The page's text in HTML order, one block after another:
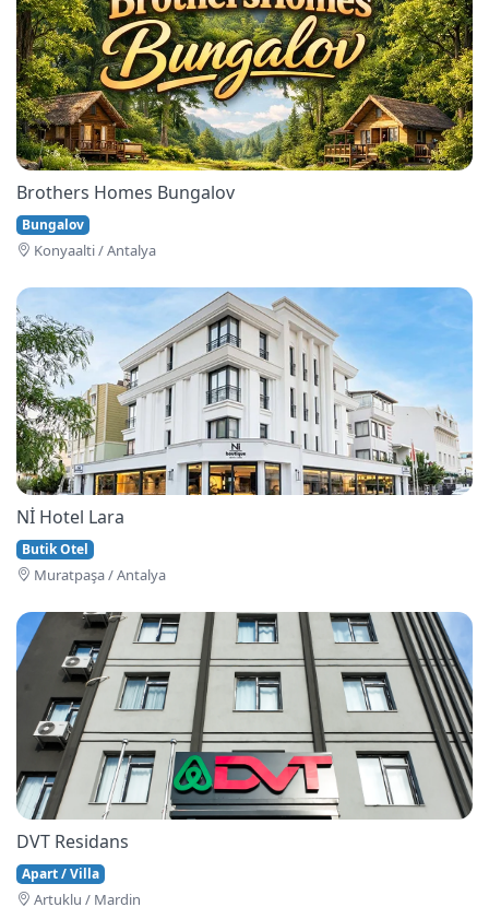
Brothers Homes Bungalov
Bungalov
Konyaalti / Antalya
Nİ Hotel Lara
Butik Otel
Muratpaşa / Antalya
DVT Residans
Apart / Villa
Artuklu / Mardin